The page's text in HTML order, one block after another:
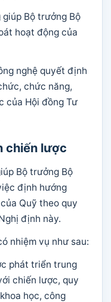
Bộ trưởng Bộ
hoạt động của
nghệ quyết định
chức năng,
của Hội đồng Tư
chiến lược
Bộ trưởng Bộ
định hướng
Quỹ theo quy
định này.
nhiệm vụ như sau:
phát triển trung
chiến lược, quy
học, công